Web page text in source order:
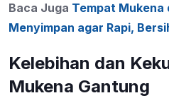
Baca Juga Tempat Mukena
Menyimpan agar Rapi,
Kelebihan dan
Mukena Gantung